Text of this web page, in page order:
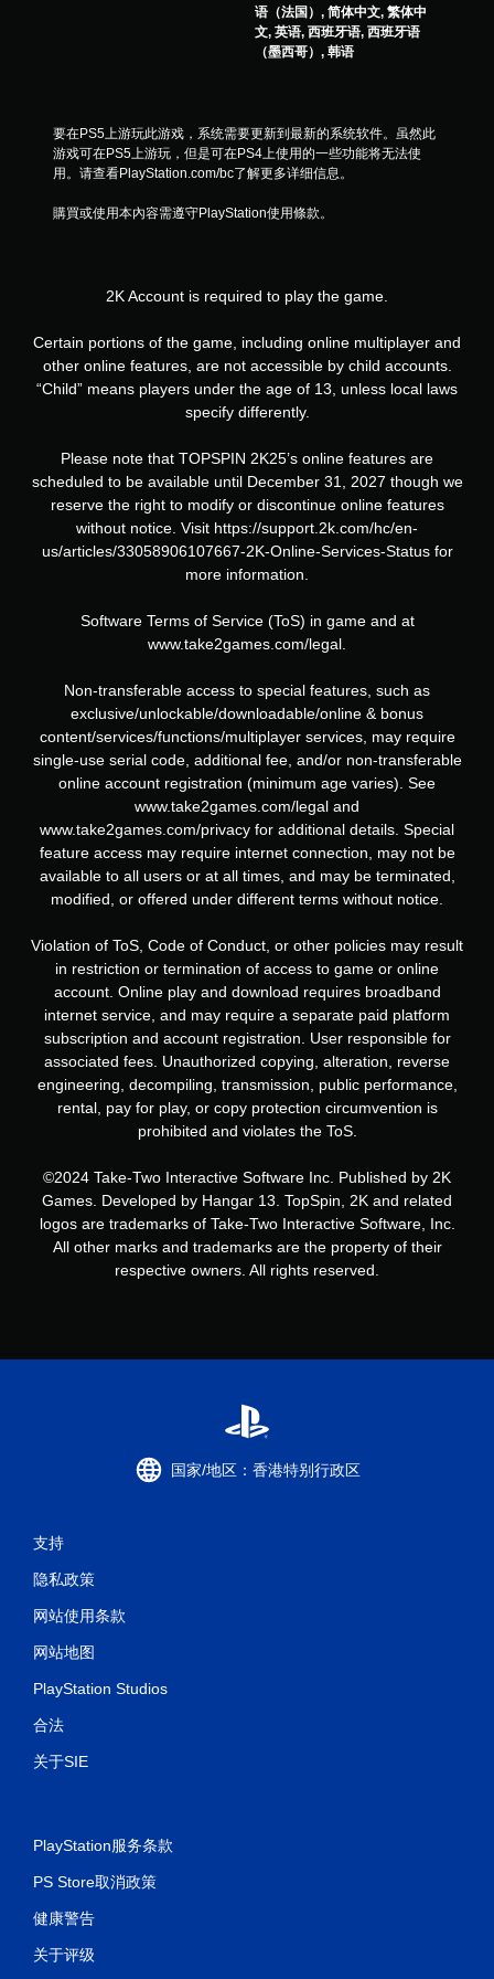
语（法国）, 简体中文, 繁体中
文, 英语, 西班牙语, 西班牙语
（墨西哥）, 韩语
要在PS5上游玩此游戏，系统需要更新到最新的系统软件。虽然此
游戏可在PS5上游玩，但是可在PS4上使用的一些功能将无法使
用。请查看PlayStation.com/bc了解更多详细信息。
購買或使用本內容需遵守PlayStation使用條款。
2K Account is required to play the game.
Certain portions of the game, including online multiplayer and
other online features, are not accessible by child accounts.
“Child” means players under the age of 13, unless local laws
specify differently.
Please note that TOPSPIN 2K25’s online features are
scheduled to be available until December 31, 2027 though we
reserve the right to modify or discontinue online features
without notice. Visit https://support.2k.com/hc/en-
us/articles/33058906107667-2K-Online-Services-Status for
more information.
Software Terms of Service (ToS) in game and at
www.take2games.com/legal.
Non-transferable access to special features, such as
exclusive/unlockable/downloadable/online & bonus
content/services/functions/multiplayer services, may require
single-use serial code, additional fee, and/or non-transferable
online account registration (minimum age varies). See
www.take2games.com/legal and
www.take2games.com/privacy for additional details. Special
feature access may require internet connection, may not be
available to all users or at all times, and may be terminated,
modified, or offered under different terms without notice.
Violation of ToS, Code of Conduct, or other policies may result
in restriction or termination of access to game or online
account. Online play and download requires broadband
internet service, and may require a separate paid platform
subscription and account registration. User responsible for
associated fees. Unauthorized copying, alteration, reverse
engineering, decompiling, transmission, public performance,
rental, pay for play, or copy protection circumvention is
prohibited and violates the ToS.
©2024 Take-Two Interactive Software Inc. Published by 2K
Games. Developed by Hangar 13. TopSpin, 2K and related
logos are trademarks of Take-Two Interactive Software, Inc.
All other marks and trademarks are the property of their
respective owners. All rights reserved.
国家/地区：香港特别行政区
支持
隐私政策
网站使用条款
网站地图
PlayStation Studios
合法
关于SIE
PlayStation服务条款
PS Store取消政策
健康警告
关于评级